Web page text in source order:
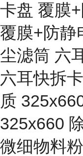
卡盘 覆膜
覆膜+防静
尘滤筒 六
六耳快拆
质
325x660
微细物料